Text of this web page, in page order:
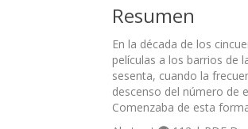
Resumen
En la década de los
películas a los barrios de
sesenta, cuando la
descenso del número de
Comenzaba de esta